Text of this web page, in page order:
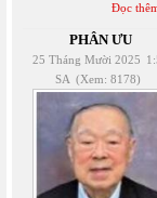
Đọc
PHÂN ƯU
25 Tháng Mười 2025
SA (Xem: 8178)